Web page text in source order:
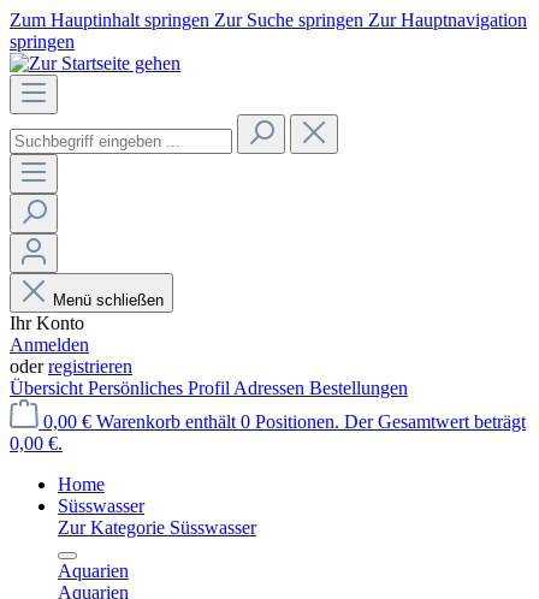
Zum Hauptinhalt springen Zur Suche springen Zur Hauptnavigation
springen
Menü schließen
Ihr Konto
Anmelden
oderregistrieren
Übersicht Persönliches Profil Adressen Bestellungen
0,00 € Warenkorb enthält 0 Positionen. Der Gesamtwert beträgt
0,00 €.
Home
Süsswasser
Zur Kategorie Süsswasser
Aquarien
Aquarien